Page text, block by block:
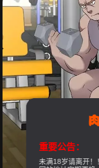
重要公告：
未满18岁请离开！